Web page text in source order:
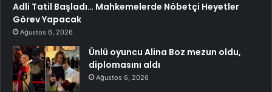
Adli Tatil Başladı… Mahkemelerde Nöbetçi Heyetler
Görev Yapacak
Ağustos 6, 2026
Ünlü oyuncu Alina Boz mezun oldu,
diplomasını aldı
Ağustos 6, 2026